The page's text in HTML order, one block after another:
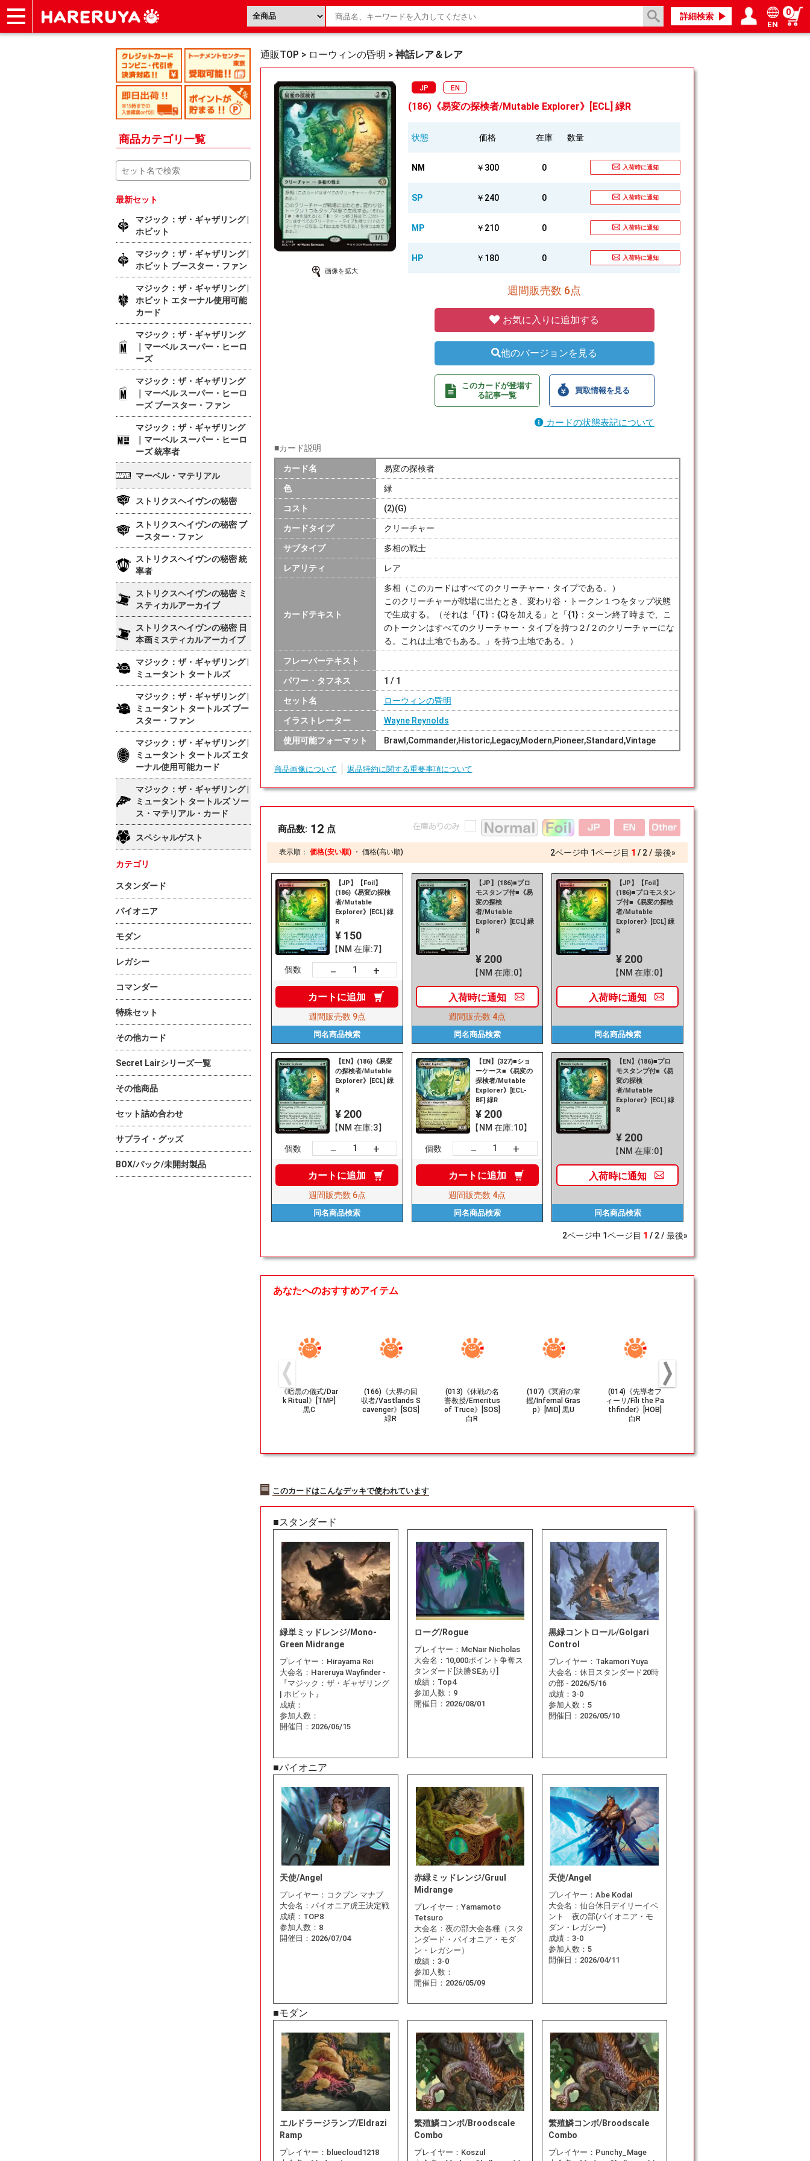
詳細検索
EN
0
商品カテゴリ一覧
通販TOP > ローウィンの昏明 > 神話レア＆レア
画像を拡大
JP EN
(186)《易変の探検者/Mutable Explorer》[ECL] 緑R
状態 価格 在庫 数量
NM ￥300 0 入荷時に通知
SP ￥240 0 入荷時に通知
MP ￥210 0 入荷時に通知
HP ￥180 0 入荷時に通知
週間販売数 6点
お気に入りに追加する
他のバージョンを見る
このカードが登場す
る記事一覧
買取情報を見る
カードの状態表記について
■カード説明
カード名 易変の探検者
色 緑
コスト (2)(G)
カードタイプ クリーチャー
サブタイプ 多相の戦士
レアリティ レア
カードテキスト
多相（このカードはすべてのクリーチャー・タイプである。）
このクリーチャーが戦場に出たとき、変わり谷・トークン１つをタップ状態
で生成する。（それは「{T}：{C}を加える」と「{1}：ターン終了時まで、こ
のトークンはすべてのクリーチャー・タイプを持つ２/２のクリーチャーにな
る。これは土地でもある。」を持つ土地である。）
フレーバーテキスト
パワー・タフネス 1 / 1
セット名 ローウィンの昏明
イラストレーター Wayne Reynolds
使用可能フォーマット Brawl,Commander,Historic,Legacy,Modern,Pioneer,Standard,Vintage
商品画像について 返品特約に関する重要事項について
商品数: 12 点
表示順： 価格(安い順) ・ 価格(高い順) 2ページ中 1ページ目 1 2 最後»
【JP】【Foil】
(186)《易変の探検
者/Mutable
Explorer》[ECL] 緑
R
¥ 150
【NM 在庫:7】
個数 － +
カートに追加
週間販売数 9点
同名商品検索
【JP】(186)■プロ
モスタンプ付■《易
変の探検
者/Mutable
Explorer》[ECL] 緑
R
¥ 200
【NM 在庫:0】
入荷時に通知
週間販売数 4点
同名商品検索
【JP】【Foil】
(186)■プロモスタン
プ付■《易変の探検
者/Mutable
Explorer》[ECL] 緑
R
¥ 200
【NM 在庫:0】
入荷時に通知
同名商品検索
【EN】(186)《易変
の探検者/Mutable
Explorer》[ECL] 緑
R
¥ 200
【NM 在庫:3】
個数 － +
カートに追加
週間販売数 6点
同名商品検索
【EN】(327)■ショ
ーケース■《易変の
探検者/Mutable
Explorer》[ECL-
BF] 緑R
¥ 200
【NM 在庫:10】
個数 － +
カートに追加
週間販売数 4点
同名商品検索
【EN】(186)■プロ
モスタンプ付■《易
変の探検
者/Mutable
Explorer》[ECL] 緑
R
¥ 200
【NM 在庫:0】
入荷時に通知
同名商品検索
2ページ中 1ページ目 1 2 最後»
あなたへのおすすめアイテム
《暗黒の儀式/Dar
k Ritual》[TMP]
黒C
(166)《大界の回
収者/Vastlands S
cavenger》[SOS]
緑R
(013)《休戦の名
誉教授/Emeritus
of Truce》[SOS]
白R
(107)《冥府の掌
握/Infernal Gras
p》[MID] 黒U
(014)《先導者フ
ィーリ/Fíli the Pa
thfinder》[HOB]
白R
このカードはこんなデッキで使われています
■スタンダード
緑単ミッドレンジ/Mono-
Green Midrange
プレイヤー： Hirayama Rei
大会名： Hareruya Wayfinder -
『マジック：ザ・ギャザリング
| ホビット』
成績：
参加人数：
開催日： 2026/06/15
ローグ/Rogue
プレイヤー： McNair Nicholas
大会名： 10,000ポイント争奪ス
タンダード[決勝SEあり]
成績： Top4
参加人数： 9
開催日： 2026/08/01
黒緑コントロール/Golgari
Control
プレイヤー： Takamori Yuya
大会名： 休日スタンダード20時
の部 - 2026/5/16
成績： 3-0
参加人数： 5
開催日： 2026/05/10
■パイオニア
天使/Angel
プレイヤー： コクブン マナブ
大会名： パイオニア虎王決定戦
成績： TOP8
参加人数： 8
開催日： 2026/07/04
赤緑ミッドレンジ/Gruul
Midrange
プレイヤー： Yamamoto
Tetsuro
大会名： 夜の部大会各種（スタ
ンダード・パイオニア・モダ
ン・レガシー）
成績： 3-0
参加人数：
開催日： 2026/05/09
天使/Angel
プレイヤー： Abe Kodai
大会名： 仙台休日デイリーイベ
ント 夜の部(パイオニア・モ
ダン・レガシー)
成績： 3-0
参加人数： 5
開催日： 2026/04/11
■モダン
エルドラージランプ/Eldrazi
Ramp
プレイヤー： bluecloud1218
繁殖鱗コンボ/Broodscale
Combo
プレイヤー： Koszul
繁殖鱗コンボ/Broodscale
Combo
プレイヤー： Punchy_Mage